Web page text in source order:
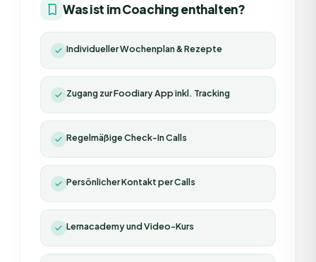
Was ist im Coaching enthalten?
Individueller Wochenplan & Rezepte
Zugang zur Foodiary App inkl. Tracking
Regelmäßige Check-In Calls
Persönlicher Kontakt per Calls
Lernacademy und Video-Kurs